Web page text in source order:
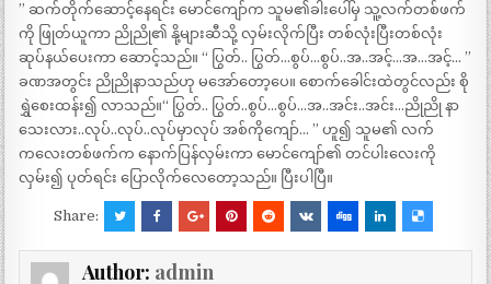
” ဆက်တိုက်ဆောင့်နေရင်း မောင်ကျော်က သူမ၏ခါးပေါ်မှ သူ့လက်တစ်ဖက်
ကို ဖြုတ်ယူကာ ညိုညို၏ နို့များဆီသို့ လှမ်းလိုက်ပြီး တစ်လုံးပြီးတစ်လုံး
ဆုပ်နယ်ပေးကာ ဆောင့်သည်။ “ ပြွတ်.. ပြွတ်…စွပ်…စွပ်..အ..အင့်…အ…အင့်… ”
ခဏအတွင်း ညိုညိုနာသည်ဟု မအော်တော့ပေ။ စောက်ခေါင်းထဲတွင်လည်း စို
ရွှဲစေးထန်း၍ လာသည်။“ ပြွတ်.. ပြွတ်..စွပ်…စွပ်…အ..အင်း..အင်း…ညိုညို နာ
သေးလား..လုပ်..လုပ်..လုပ်မှာလုပ် အစ်ကိုကျော်… ” ဟူ၍ သူမ၏ လက်
ကလေးတစ်ဖက်က နောက်ပြန်လှမ်းကာ မောင်ကျော်၏ တင်ပါးလေးကို
လှမ်း၍ ပုတ်ရင်း ပြောလိုက်လေတော့သည်။ ပြီးပါပြီ။
Share:
Author: admin